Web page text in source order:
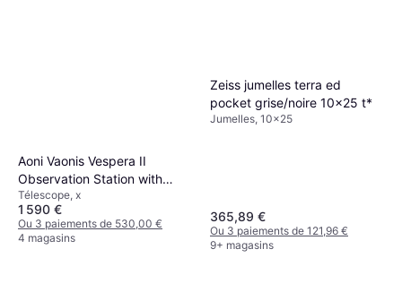
Aoni Vaonis Vespera II
Observation Station with
Dust Cover
Télescope, x
1 590 €
Ou 3 paiements de 530,00 €
4 magasins
Zeiss jumelles terra ed
pocket grise/noire 10x25 t*
Jumelles, 10x25
365,89 €
Ou 3 paiements de 121,96 €
9+ magasins